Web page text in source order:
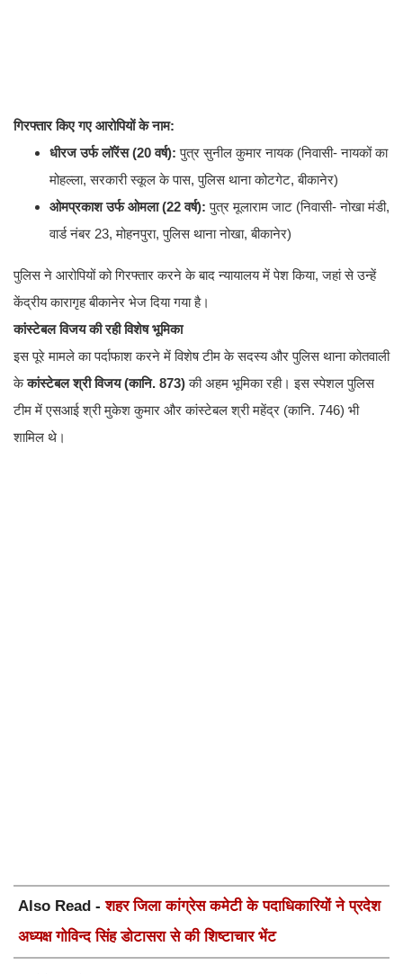
गिरफ्तार किए गए आरोपियों के नाम:
धीरज उर्फ लॉरेंस (20 वर्ष): पुत्र सुनील कुमार नायक (निवासी- नायकों का
मोहल्ला, सरकारी स्कूल के पास, पुलिस थाना कोटगेट, बीकानेर)
ओमप्रकाश उर्फ ओमला (22 वर्ष): पुत्र मूलाराम जाट (निवासी- नोखा मंडी,
वार्ड नंबर 23, मोहनपुरा, पुलिस थाना नोखा, बीकानेर)
​पुलिस ने आरोपियों को गिरफ्तार करने के बाद न्यायालय में पेश किया, जहां से उन्हें
केंद्रीय कारागृह बीकानेर भेज दिया गया है।
कांस्टेबल विजय की रही विशेष भूमिका
इस पूरे मामले का पर्दाफाश करने में विशेष टीम के सदस्य और पुलिस थाना कोतवाली
केकांस्टेबल श्री विजय (कानि. 873)की अहम भूमिका रही। इस स्पेशल पुलिस
टीम में एसआई श्री मुकेश कुमार और कांस्टेबल श्री महेंद्र (कानि. 746) भी
शामिल थे।
Also Read -शहर जिला कांग्रेस कमेटी के पदाधिकारियों ने प्रदेश
अध्यक्ष गोविन्द सिंह डोटासरा से की शिष्टाचार भेंट